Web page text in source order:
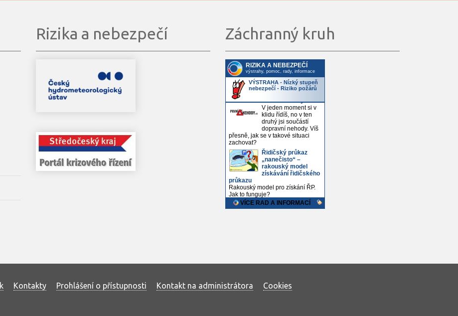
Rizika a nebezpečí Záchranný kruh
Kontakty Prohlášení o přístupnosti Kontakt na administrátora Cookies